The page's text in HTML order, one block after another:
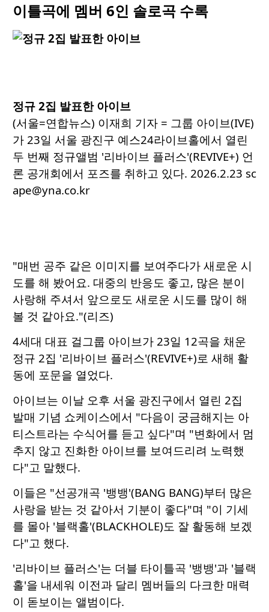
이틀곡에 멤버 6인 솔로곡 수록
정규 2집 발표한 아이브
(서울=연합뉴스) 이재희 기자 = 그룹 아이브(IVE)
가 23일 서울 광진구 예스24라이브홀에서 열린
두 번째 정규앨범 '리바이브 플러스'(REVIVE+) 언
론 공개회에서 포즈를 취하고 있다. 2026.2.23 sc
ape@yna.co.kr
"매번 공주 같은 이미지를 보여주다가 새로운 시
도를 해 봤어요. 대중의 반응도 좋고, 많은 분이
사랑해 주셔서 앞으로도 새로운 시도를 많이 해
볼 것 같아요."(리즈)
4세대 대표 걸그룹 아이브가 23일 12곡을 채운
정규 2집 '리바이브 플러스'(REVIVE+)로 새해 활
동에 포문을 열었다.
아이브는 이날 오후 서울 광진구에서 열린 2집
발매 기념 쇼케이스에서 "다음이 궁금해지는 아
티스트라는 수식어를 듣고 싶다"며 "변화에서 멈
추지 않고 진화한 아이브를 보여드리려 노력했
다"고 말했다.
이들은 "선공개곡 '뱅뱅'(BANG BANG)부터 많은
사랑을 받는 것 같아서 기분이 좋다"며 "이 기세
를 몰아 '블랙홀'(BLACKHOLE)도 잘 활동해 보겠
다"고 했다.
'리바이브 플러스'는 더블 타이틀곡 '뱅뱅'과 '블랙
홀'을 내세워 이전과 달리 멤버들의 다크한 매력
이 돋보이는 앨범이다.